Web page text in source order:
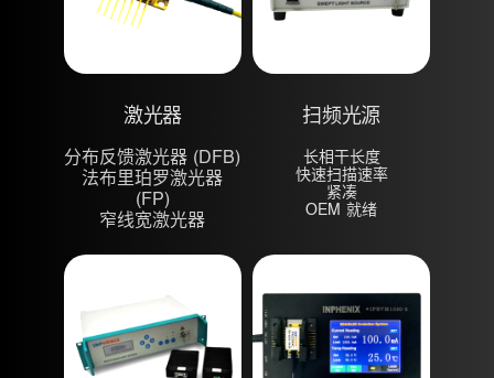
激光器
分布反馈激光器 (DFB)
法布里珀罗激光器
(FP)
窄线宽激光器
扫频光源
长相干长度
快速扫描速率
紧凑
OEM 就绪